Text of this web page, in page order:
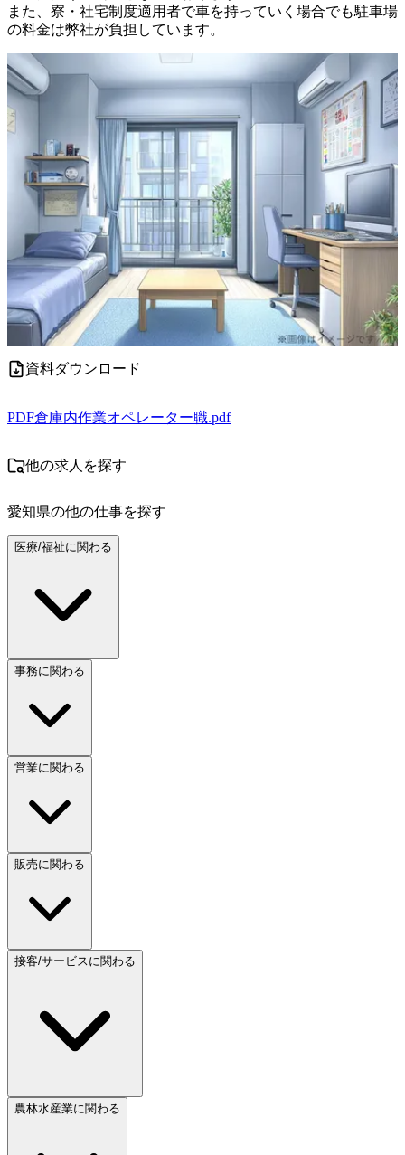
また、寮・社宅制度適用者で車を持っていく場合でも駐車場
の料金は弊社が負担しています。
資料ダウンロード
PDF倉庫内作業オペレーター職.pdf
他の求人を探す
愛知県の他の仕事を探す
医療/福祉に関わる
事務に関わる
営業に関わる
販売に関わる
接客/サービスに関わる
農林水産業に関わる